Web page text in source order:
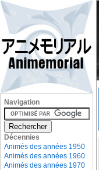
Navigation
Décennies
Animés des années 1950
Animés des années 1960
Animés des années 1970